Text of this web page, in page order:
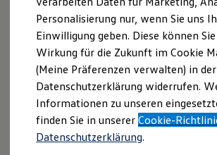
Auf- und Umbauten entdecken &
Groß- und Sonderkunden
Großkunden
Kommunen & Behörden
Journalisten
Sportvereine
Branchenlösungen
Bau & Handwerk
Gewerbliche
Service & mobile
Kurier, Logistik & Handel
Hamburg
Personalisierung nur, wenn Sie uns
Einwilligung geben. Diese können
Wirkung für die Zukunft im Cookie
(Meine Präferenzen verwalten) in der
Datenschutzerklärung widerrufen.
Informationen zu unseren
finden Sie in unsererCookie-
Datenschutzerklärung.